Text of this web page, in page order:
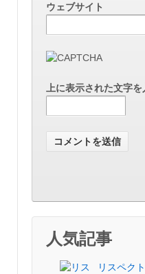
ウェブサイト
上に表示された文字
人気記事
リスペク